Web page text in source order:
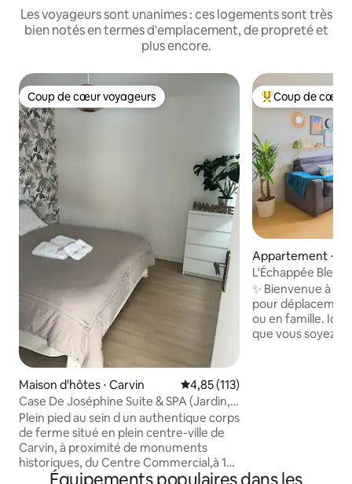
Les voyageurs sont unanimes : ces logements sont très
bien notés en termes d'emplacement, de propreté et
plus encore.
Coup de cœur voyageurs
Coup de cœur voyageurs
Maison d'hôtes ⋅ Carvin Évaluation moyenne sur la
4,85 (113)
Case De Joséphine Suite & SPA (Jardin,
Parking)
Plein pied au sein d un authentique corps
de ferme situé en plein centre-ville de
Carvin, à proximité de monuments
historiques, du Centre Commercial,à 15
minutes de Lille (accès autoroute
Coups de cœur
Coup de cœur
Appartement ⋅
L'Échappée Bleue
Lens-Arras
✨ Bienvenue à
pour
ou en famille. Ici,
que vous soyez